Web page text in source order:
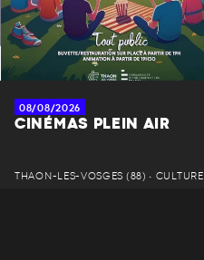
08/08/2026
CINÉMAS PLEIN AIR
THAON-LES-VOSGES (88) • CULTURE